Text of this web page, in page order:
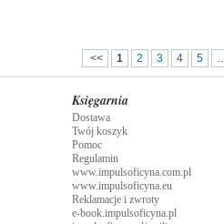
<< 1 2 3 4 5
Księgarnia
Dostawa
Twój koszyk
Pomoc
Regulamin
www.impulsoficyna.com.pl
www.impulsoficyna.eu
Reklamacje i zwroty
e-book.impulsoficyna.pl